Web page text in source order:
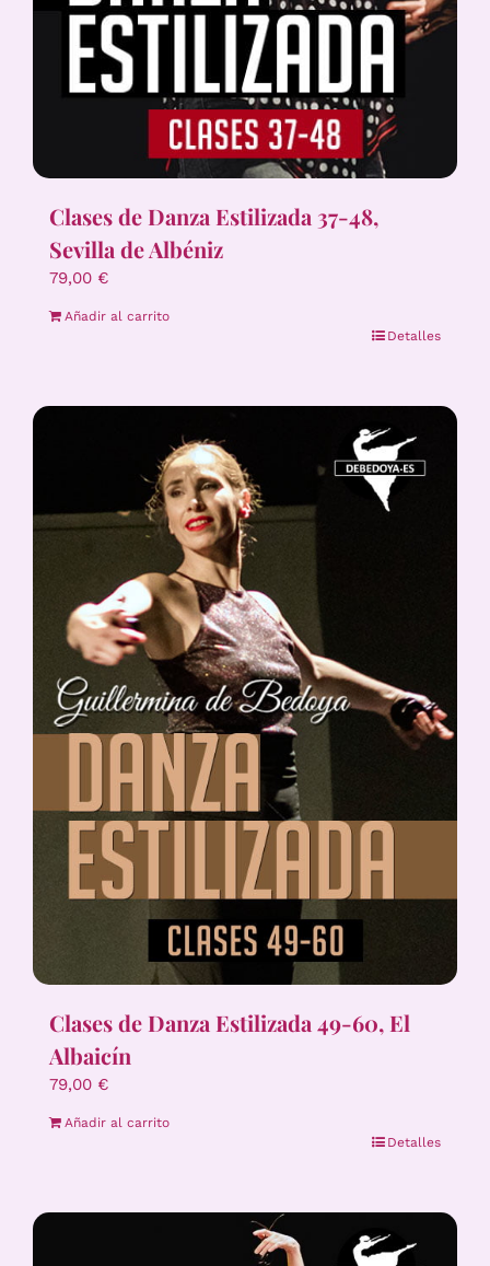
Clases de Danza Estilizada 37-48,
Sevilla de Albéniz
79,00 €
Añadir al carrito
Detalles
Clases de Danza Estilizada 49-60, El
Albaicín
79,00 €
Añadir al carrito
Detalles